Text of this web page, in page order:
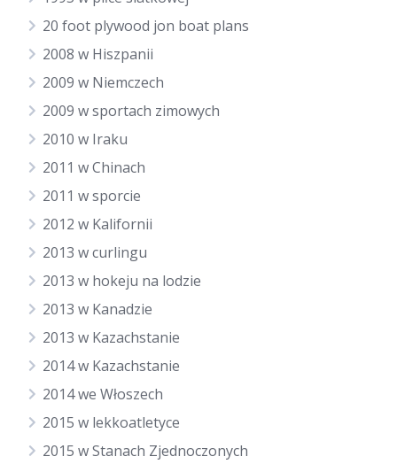
20 foot plywood jon boat plans
2008 w Hiszpanii
2009 w Niemczech
2009 w sportach zimowych
2010 w Iraku
2011 w Chinach
2011 w sporcie
2012 w Kalifornii
2013 w curlingu
2013 w hokeju na lodzie
2013 w Kanadzie
2013 w Kazachstanie
2014 w Kazachstanie
2014 we Włoszech
2015 w lekkoatletyce
2015 w Stanach Zjednoczonych